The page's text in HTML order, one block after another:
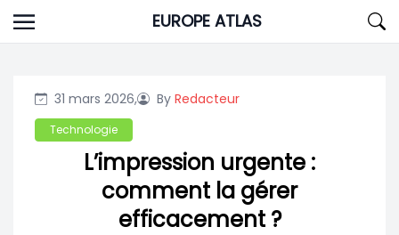
Skip
EUROPE ATLAS
31 mars 2026, By Redacteur
Technologie
L’impression urgente :
comment la gérer
efficacement ?